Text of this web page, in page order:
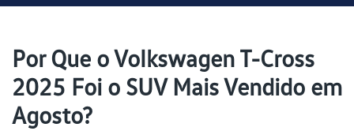
Por Que o Volkswagen T-Cross
2025 Foi o SUV Mais Vendido em
Agosto?